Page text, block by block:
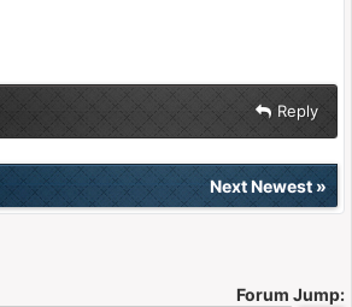
Reply
Next Newest»
Forum Jump: